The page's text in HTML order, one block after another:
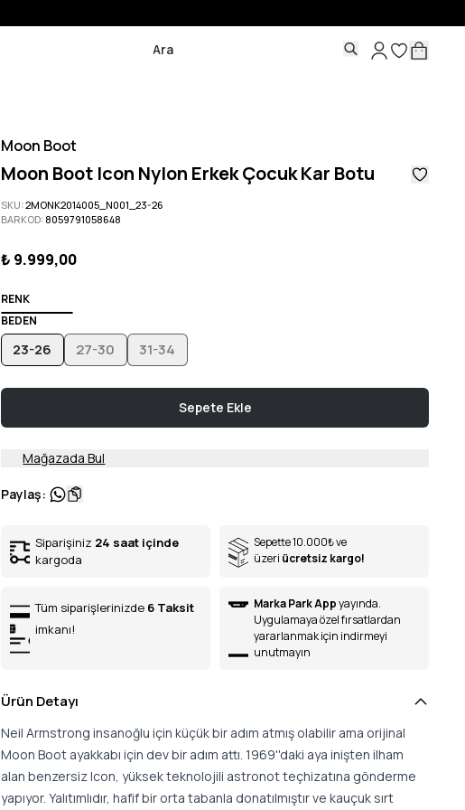
Moon Boot
Moon Boot Icon Nylon Erkek Çocuk Kar Botu
SKU:2MONK2014005_N001_23-26
BARKOD: 8059791058648
₺ 9.999,00
RENK
BEDEN
23-26 27-30 31-34
Sepete Ekle
Mağazada Bul
Paylaş:
Siparişiniz 24 saat içinde
kargoda
Sepette 10.000₺ve
üzeri ücretsiz kargo!
Tüm siparişlerinizde 6 Taksit
imkanı!
Marka Park Appyayında.
Uygulamaya özel fırsatlardan
yararlanmak için indirmeyi
unutmayın
Ürün Detayı
Neil Armstrong insanoğlu için küçük bir adım atmış olabilir ama orijinal
Moon Boot ayakkabı için dev bir adım attı. 1969''daki aya inişten ilham
alan benzersiz Icon, yüksek teknolojili astronot teçhizatına gönderme
yapıyor. Yalıtımlıdır, hafif bir orta tabanla donatılmıştır ve kauçuk sırt